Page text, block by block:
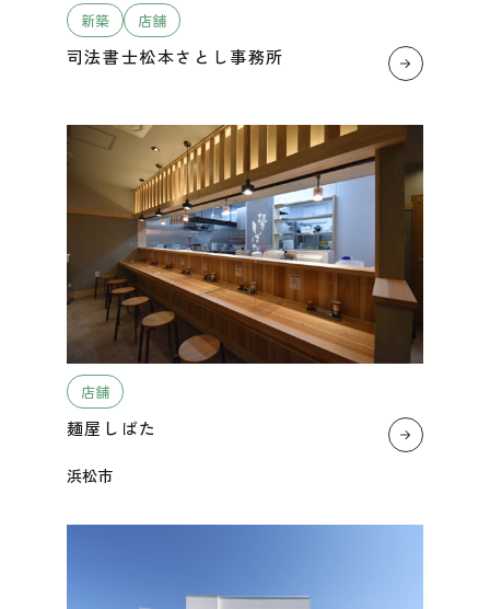
新築 店舗
司法書士松本さとし事務所
店舗
麺屋しばた
浜松市